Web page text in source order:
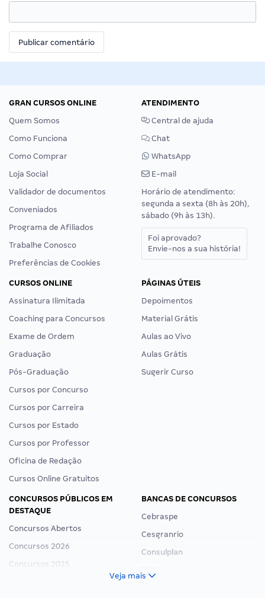
GRAN CURSOS ONLINE
Quem Somos
Como Funciona
Como Comprar
Loja Social
Validador de documentos
Conveniados
Programa de Afiliados
Trabalhe Conosco
Preferências de Cookies
ATENDIMENTO
Central de ajuda
Chat
WhatsApp
E-mail
Horário de atendimento:
segunda a sexta (8h às 20h),
sábado (9h às 13h).
Foi aprovado?
Envie-nos a sua história!
CURSOS ONLINE
Assinatura Ilimitada
Coaching para Concursos
Exame de Ordem
Graduação
Pós-Graduação
Cursos por Concurso
Cursos por Carreira
Cursos por Estado
Cursos por Professor
Oficina de Redação
Cursos Online Gratuitos
PÁGINAS ÚTEIS
Depoimentos
Material Grátis
Aulas ao Vivo
Aulas Grátis
Sugerir Curso
CONCURSOS PÚBLICOS EM
DESTAQUE
Concursos Abertos
Concursos 2026
Concursos 2025
BANCAS DE CONCURSOS
Cebraspe
Cesgranrio
Consulplan
Veja mais